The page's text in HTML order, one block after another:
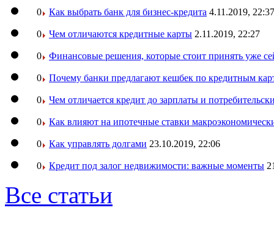
0 Как выбрать банк для бизнес-кредита 4.11.2019, 22:37
0 Чем отличаются кредитные карты 2.11.2019, 22:27
0 Финансовые решения, которые стоит принять уже
0 Почему банки предлагают кешбек по кредитным
0 Чем отличается кредит до зарплаты и
0 Как влияют на ипотечные ставки
0 Как управлять долгами 23.10.2019, 22:06
0 Кредит под залог недвижимости: важные моменты
Все статьи